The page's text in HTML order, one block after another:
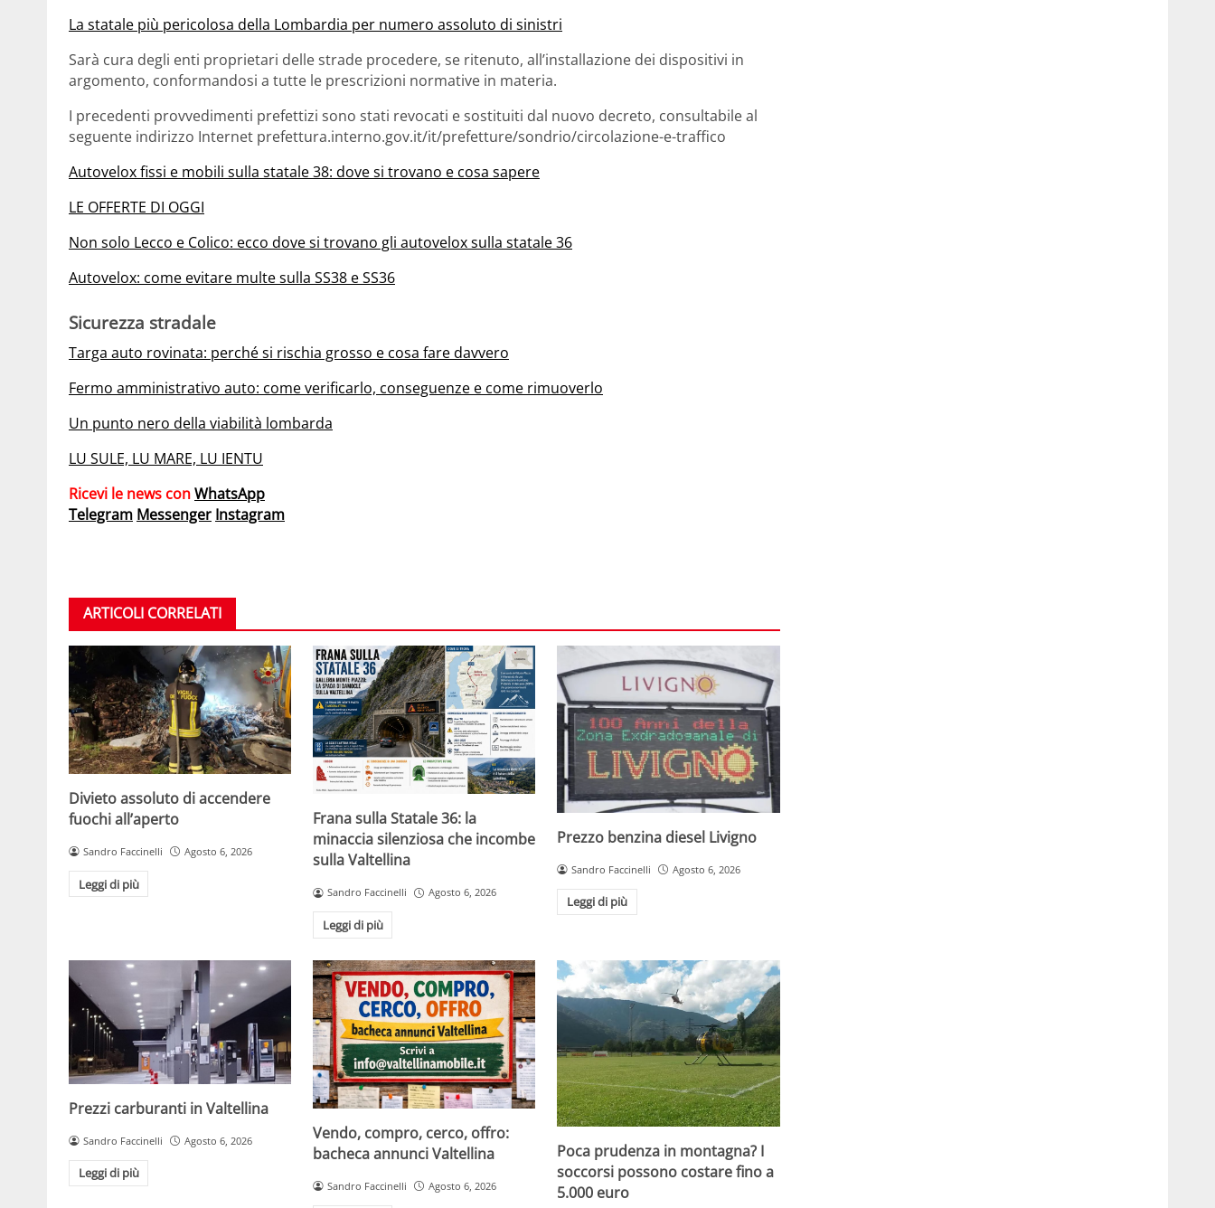
La statale più pericolosa della Lombardia per numero assoluto di sinistri
Sarà cura degli enti proprietari delle strade procedere, se ritenuto, all’installazione dei dispositivi in
argomento, conformandosi a tutte le prescrizioni normative in materia.
I precedenti provvedimenti prefettizi sono stati revocati e sostituiti dal nuovo decreto, consultabile al
seguente indirizzo Internet prefettura.interno.gov.it/it/prefetture/sondrio/circolazione-e-traffico
Autovelox fissi e mobili sulla statale 38: dove si trovano e cosa sapere
LE OFFERTE DI OGGI
Non solo Lecco e Colico: ecco dove si trovano gli autovelox sulla statale 36
Autovelox: come evitare multe sulla SS38 e SS36
Sicurezza stradale
Targa auto rovinata: perché si rischia grosso e cosa fare davvero
Fermo amministrativo auto: come verificarlo, conseguenze e come rimuoverlo
Un punto nero della viabilità lombarda
LU SULE, LU MARE, LU IENTU
Ricevi le news conWhatsApp
Telegram Messenger Instagram
ARTICOLI CORRELATI
Divieto assoluto di accendere
fuochi all’aperto
Sandro Faccinelli Agosto 6, 2026
Leggi di più
Frana sulla Statale 36: la
minaccia silenziosa che incombe
sulla Valtellina
Sandro Faccinelli Agosto 6, 2026
Leggi di più
Prezzo benzina diesel Livigno
Sandro Faccinelli Agosto 6, 2026
Leggi di più
Prezzi carburanti in Valtellina
Sandro Faccinelli Agosto 6, 2026
Leggi di più
Vendo, compro, cerco, offro:
bacheca annunci Valtellina
Sandro Faccinelli Agosto 6, 2026
Poca prudenza in montagna? I
soccorsi possono costare fino a
5.000 euro